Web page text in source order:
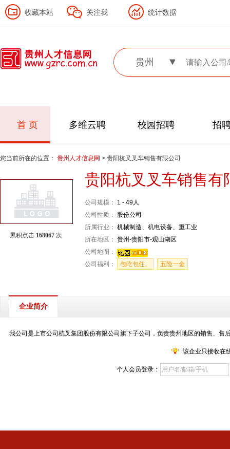
收藏本站 关注我 统计数据
贵州
首 页 多维云聘 校园招聘 招
您当前所在的位置： 贵州人才信息网 > 贵阳杭叉叉车销售有限公司
累积点击 168067 次
贵阳杭叉叉车销售有
公司规模：
1 - 49人
公司性质：
股份公司
所属行业： 机械制造、机电设备、重工业
所在地区： 贵州-贵阳市-观山湖区
公司地图：
公司福利：
包吃包住。 五险一金
企业简介
我公司是上市公司杭叉集团股份有限公司旗下子公司，负责贵州地区的销售、售
该企业只接收在
个人会员登录：